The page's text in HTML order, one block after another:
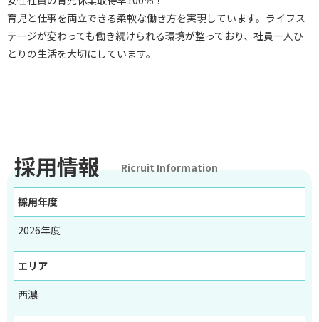
育児と仕事を両立できる柔軟な働き方を実現しています。ライフス
テージが変わっても働き続けられる環境が整っており、社員一人ひ
とりの生活を大切にしています。
採用情報 Ricruit Information
採用年度
2026年度
エリア
西濃